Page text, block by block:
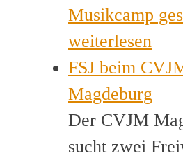
Musikcamp
weiterlesen
FSJ beim
Magdeburg
Der CVJM
sucht zwei